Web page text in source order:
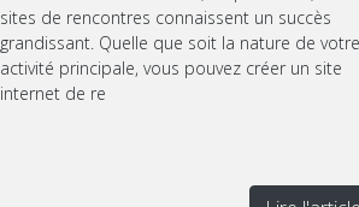
sites de rencontres connaissent un succès
grandissant. Quelle que soit la nature de votre
activité principale, vous pouvez créer un site
internet de re